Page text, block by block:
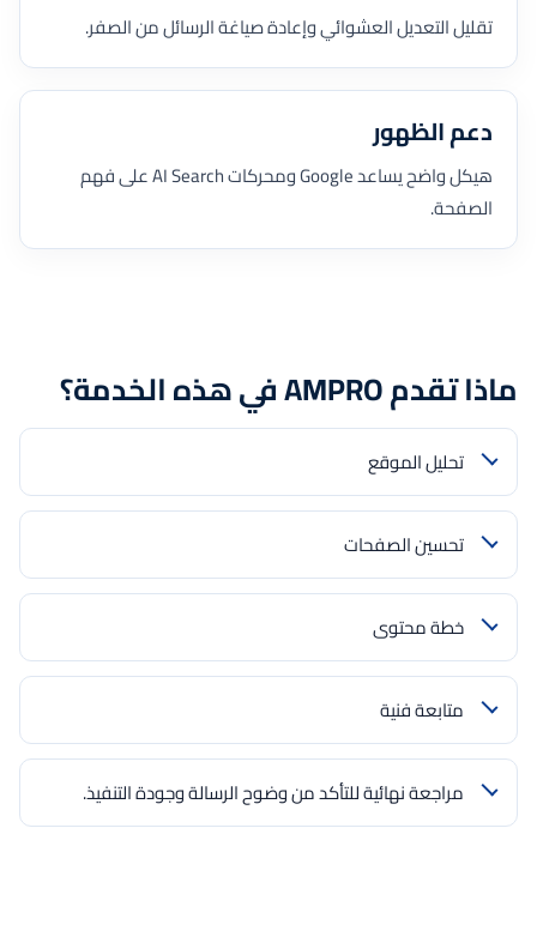
تقليل التعديل العشوائي وإعادة صياغة الرسائل من الصفر.
دعم الظهور
هيكل واضح يساعد Google ومحركات AI Search على فهم
الصفحة.
ماذا تقدم AMPRO في هذه الخدمة؟
تحليل الموقع
تحسين الصفحات
خطة محتوى
متابعة فنية
مراجعة نهائية للتأكد من وضوح الرسالة وجودة التنفيذ.